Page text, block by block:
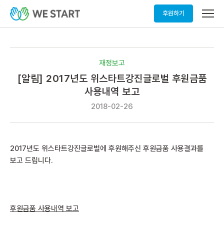
후원하기
메
열
재정보고
[알림] 2017년도 위스타트강진글로벌 후원금품
사용내역 보고
2018-02-26
2017년도 위스타트강진글로벌에 후원해주신 후원금품 사용결과를
보고 드립니다.
후원금품 사용내역 보고